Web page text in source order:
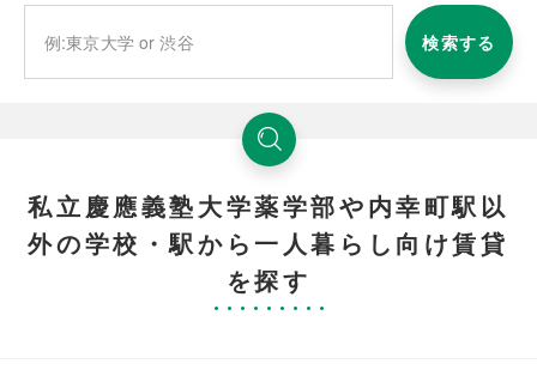
検索する
私立慶應義塾大学薬学部や内幸町駅以
外の学校・駅から一人暮らし向け賃貸
を探す